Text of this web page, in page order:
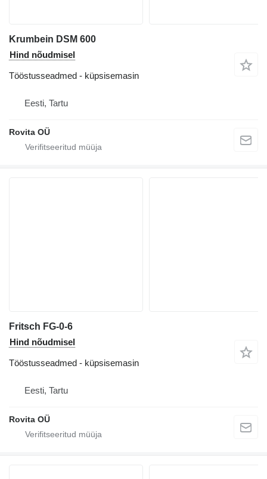
Krumbein DSM 600
Hind nõudmisel
Tööstusseadmed - küpsisemasin
Eesti, Tartu
Rovita OÜ
Fritsch FG-0-6
Hind nõudmisel
Tööstusseadmed - küpsisemasin
Eesti, Tartu
Rovita OÜ